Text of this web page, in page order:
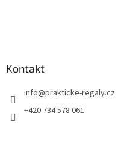
Kontakt
info@prakticke-regaly.cz
+420 734 578 061